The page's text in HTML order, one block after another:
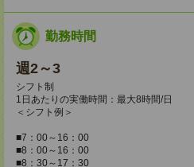
勤務時間
週2～3
シフト制
1日あたりの実働時間：最大8時間/日
＜シフト例＞
■7：00～16：00
■8：00～16：00
■8：30～17：30